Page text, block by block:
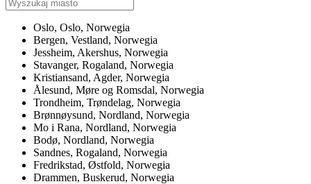
Oslo, Oslo, Norwegia
Bergen, Vestland, Norwegia
Jessheim, Akershus, Norwegia
Stavanger, Rogaland, Norwegia
Kristiansand, Agder, Norwegia
Ålesund, Møre og Romsdal, Norwegia
Trondheim, Trøndelag, Norwegia
Brønnøysund, Nordland, Norwegia
Mo i Rana, Nordland, Norwegia
Bodø, Nordland, Norwegia
Sandnes, Rogaland, Norwegia
Fredrikstad, Østfold, Norwegia
Drammen, Buskerud, Norwegia